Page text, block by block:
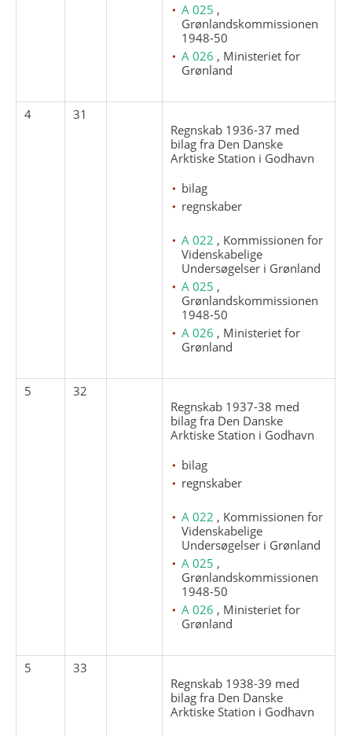
A 025 ,
Grønlandskommissionen
1948-50
A 026 , Ministeriet for
Grønland
4
31
Regnskab 1936-37 med
bilag fra Den Danske
Arktiske Station i Godhavn
bilag
regnskaber
A 022 , Kommissionen for
Videnskabelige
Undersøgelser i Grønland
A 025 ,
Grønlandskommissionen
1948-50
A 026 , Ministeriet for
Grønland
5
32
Regnskab 1937-38 med
bilag fra Den Danske
Arktiske Station i Godhavn
bilag
regnskaber
A 022 , Kommissionen for
Videnskabelige
Undersøgelser i Grønland
A 025 ,
Grønlandskommissionen
1948-50
A 026 , Ministeriet for
Grønland
5
33
Regnskab 1938-39 med
bilag fra Den Danske
Arktiske Station i Godhavn